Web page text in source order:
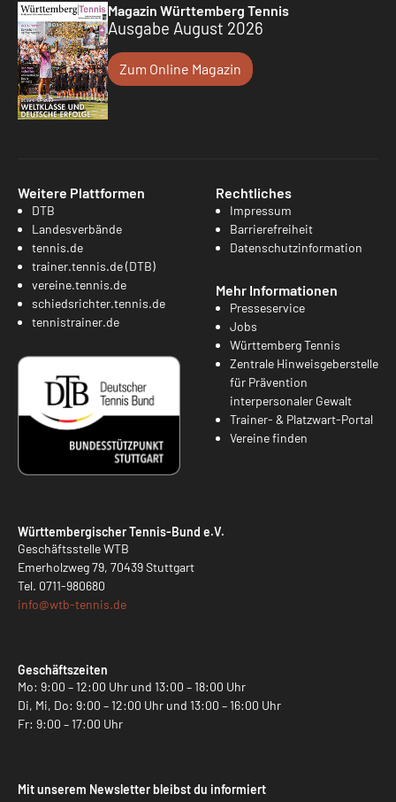
Magazin Württemberg Tennis
Ausgabe August 2026
Zum Online Magazin
Weitere Plattformen
DTB
Landesverbände
tennis.de
trainer.tennis.de (DTB)
vereine.tennis.de
schiedsrichter.tennis.de
tennistrainer.de
Rechtliches
Impressum
Barrierefreiheit
Datenschutzinformation
Mehr Informationen
Presseservice
Jobs
Württemberg Tennis
Zentrale Hinweisgeberstelle
für Prävention
interpersonaler Gewalt
Trainer- & Platzwart-Portal
Vereine finden
Württembergischer Tennis-Bund e.V.
Geschäftsstelle WTB
Emerholzweg 79, 70439 Stuttgart
Tel. 0711-980680
info@wtb-tennis.de
Geschäftszeiten
Mo: 9:00 – 12:00 Uhr und 13:00 – 18:00 Uhr
Di, Mi, Do: 9:00 – 12:00 Uhr und 13:00 – 16:00 Uhr
Fr: 9:00 – 17:00 Uhr
Mit unserem Newsletter bleibst du informiert